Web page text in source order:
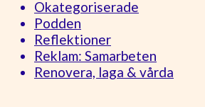
Okategoriserade
Podden
Reflektioner
Reklam: Samarbeten
Renovera, laga & vårda